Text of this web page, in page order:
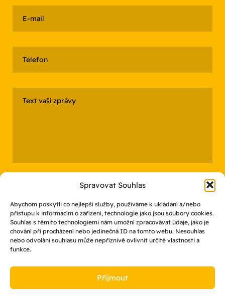
Spravovat Souhlas
Abychom poskytli co nejlepší služby, používáme k ukládání a/nebo
přístupu k informacím o zařízení, technologie jako jsou soubory cookies.
Souhlas s těmito technologiemi nám umožní zpracovávat údaje, jako je
chování při procházení nebo jedinečná ID na tomto webu. Nesouhlas
nebo odvolání souhlasu může nepříznivě ovlivnit určité vlastnosti a
funkce.
Příjmout
Odesláním souhlasíte se zpracováním osobních údajů